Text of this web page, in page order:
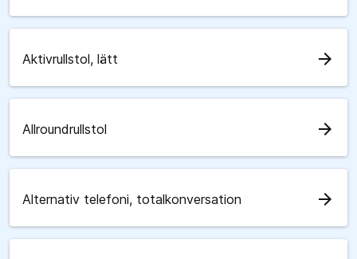
Aktivrullstol, lätt arrow_forward
Allroundrullstol arrow_forward
Alternativ telefoni, totalkonversation arrow_forward